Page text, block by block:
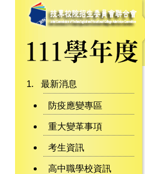
最新消息
防疫應變專區
重大變革事項
考生資訊
高中職學校資訊